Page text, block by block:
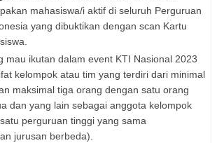
mahasiswa/i aktif di seluruh Perguruan
yang dibuktikan dengan scan Kartu
mau ikutan dalam event KTI Nasional 2023
kelompok atau tim yang terdiri dari minimal
maksimal tiga orang dengan satu orang
dan yang lain sebagai anggota kelompok
perguruan tinggi yang sama
jurusan berbeda).